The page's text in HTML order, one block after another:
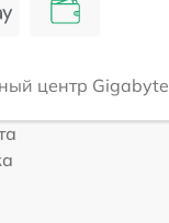
центр Gigabyte